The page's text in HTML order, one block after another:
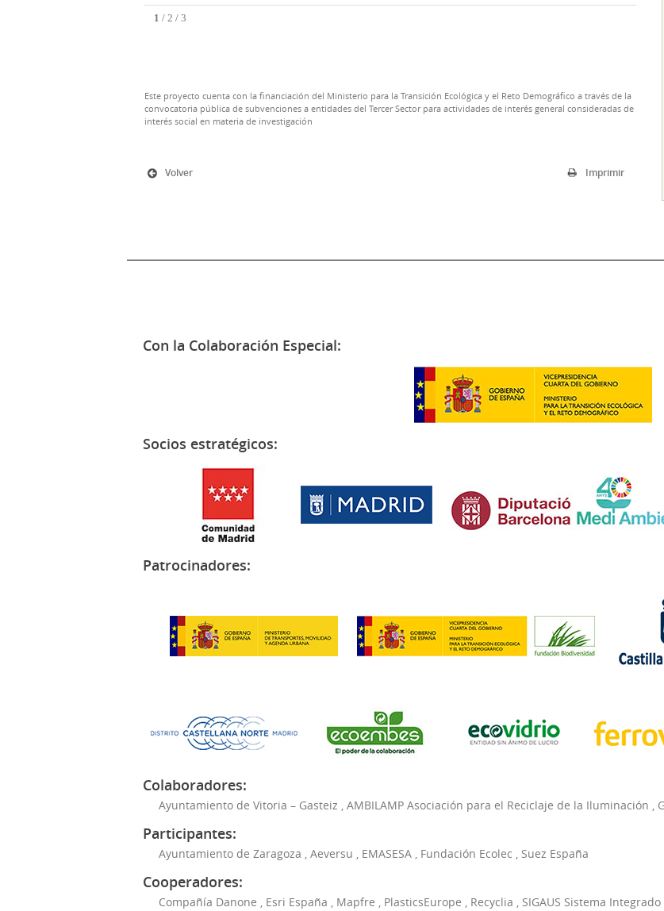
1 / 2 / 3
Este proyecto cuenta con la financiación del Ministerio para la Transición Ecológica y el Reto Demográfico a través de la
convocatoria pública de subvenciones a entidades del Tercer Sector para actividades de interés general consideradas de
interés social en materia de investigación
Imprimir
Volver
Con la Colaboración Especial:
Socios estratégicos:
Patrocinadores:
Colaboradores:
Ayuntamiento de Vitoria – Gasteiz AMBILAMP Asociación para el Reciclaje de la Iluminación
Participantes:
Ayuntamiento de Zaragoza Aeversu EMASESA Fundación Ecolec Suez España
Cooperadores:
Compañía Danone Esri España Mapfre PlasticsEurope Recyclia SIGAUS Sistema